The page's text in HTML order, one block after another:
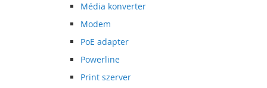
Média konverter
Modem
PoE adapter
Powerline
Print szerver